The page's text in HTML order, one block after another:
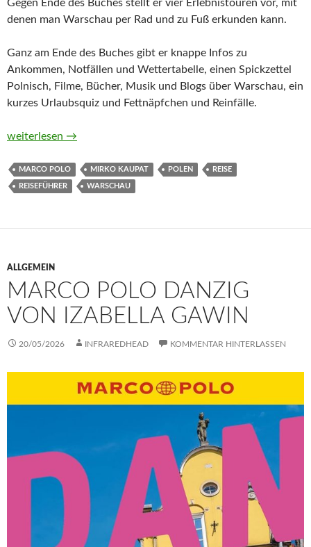
Gegen Ende des Buches stellt er vier Erlebnistouren vor, mit
denen man Warschau per Rad und zu Fuß erkunden kann.
Ganz am Ende des Buches gibt er knappe Infos zu
Ankommen, Notfällen und Wettertabelle, einen Spickzettel
Polnisch, Filme, Bücher, Musik und Blogs über Warschau, ein
kurzes Urlaubsquiz und Fettnäpfchen und Reinfälle.
MARCO POLO Warschau von Mirko Kaupat
weiterlesen →
MARCO POLO MIRKO KAUPAT POLEN REISE
REISEFÜHRER WARSCHAU
ALLGEMEIN
MARCO POLO DANZIG
VON IZABELLA GAWIN
20/05/2026 INFRAREDHEAD KOMMENTAR HINTERLASSEN